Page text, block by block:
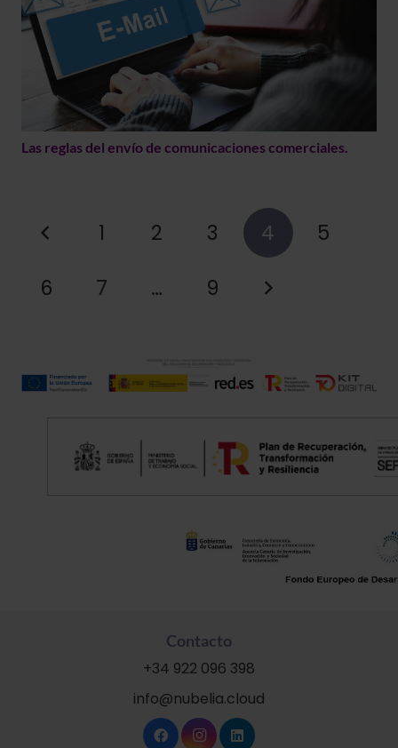
Las reglas del envío de comunicaciones comerciales.
1 2 3 4
5
6
7 … 9
Contacto
+34 922 096 398
info@nubelia.cloud